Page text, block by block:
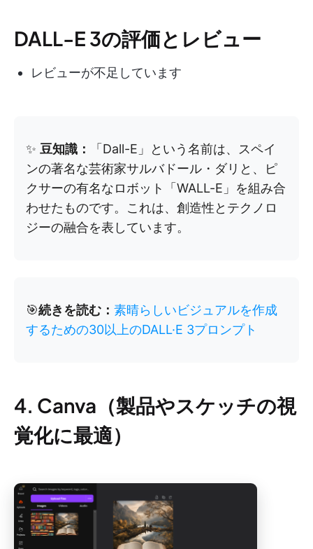
DALL-E 3の評価とレビュー
レビューが不足しています
✨ 豆知識：
「Dall-E」という名前は、スペイ
ンの著名な芸術家サルバドール・ダリと、ピ
クサーの有名なロボット「WALL-E」を組み合
わせたものです。これは、創造性とテクノロ
ジーの融合を表しています。
🎯続きを読む： 素晴らしいビジュアルを作成
するための30以上のDALL·E 3プロンプト
4. Canva（製品やスケッチの視
覚化に最適）